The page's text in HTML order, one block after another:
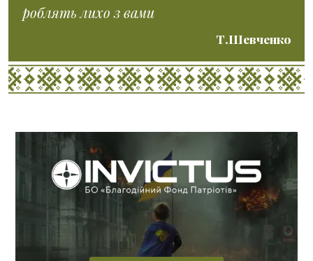
роблять лихо з вами
Т.Шевченко